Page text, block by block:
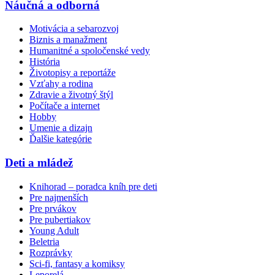
Náučná a odborná
Motivácia a sebarozvoj
Biznis a manažment
Humanitné a spoločenské vedy
História
Životopisy a reportáže
Vzťahy a rodina
Zdravie a životný štýl
Počítače a internet
Hobby
Umenie a dizajn
Ďalšie kategórie
Deti a mládež
Knihorad – poradca kníh pre deti
Pre najmenších
Pre prvákov
Pre pubertiakov
Young Adult
Beletria
Rozprávky
Sci-fi, fantasy a komiksy